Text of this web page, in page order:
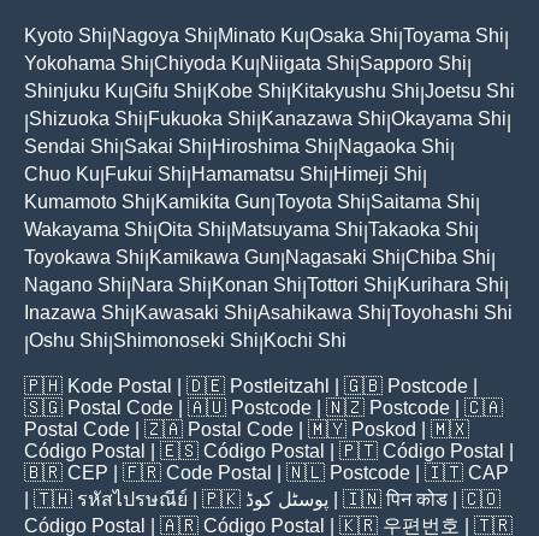
Kyoto Shi Nagoya Shi Minato Ku Osaka Shi Toyama Shi
Yokohama Shi Chiyoda Ku Niigata Shi Sapporo Shi
Shinjuku Ku Gifu Shi Kobe Shi Kitakyushu Shi Joetsu Shi
Shizuoka Shi Fukuoka Shi Kanazawa Shi Okayama Shi
Sendai Shi Sakai Shi Hiroshima Shi Nagaoka Shi
Chuo Ku Fukui Shi Hamamatsu Shi Himeji Shi
Kumamoto Shi Kamikita Gun Toyota Shi Saitama Shi
Wakayama Shi Oita Shi Matsuyama Shi Takaoka Shi
Toyokawa Shi Kamikawa Gun Nagasaki Shi Chiba Shi
Nagano Shi Nara Shi Konan Shi Tottori Shi Kurihara Shi
Inazawa Shi Kawasaki Shi Asahikawa Shi Toyohashi Shi
Oshu Shi Shimonoseki Shi Kochi Shi
🇵🇭 Kode Postal | 🇩🇪 Postleitzahl | 🇬🇧 Postcode
🇸🇬 Postal Code | 🇦🇺 Postcode | 🇳🇿 Postcode | 🇨🇦
Postal Code | 🇿🇦 Postal Code | 🇲🇾 Poskod
| 🇲🇽
Código Postal
| 🇪🇸 Código Postal | 🇵🇹 Código Postal
🇧🇷 CEP | 🇫🇷 Code Postal | 🇳🇱 Postcode | 🇮🇹 CAP
| 🇹🇭 รหัสไปรษณีย์ | 🇵🇰 پوسٹل کوڈ | 🇮🇳पिन कोड | 🇨🇴
Código Postal
| 🇦🇷 Código Postal | 🇰🇷 우편번호 | 🇹🇷